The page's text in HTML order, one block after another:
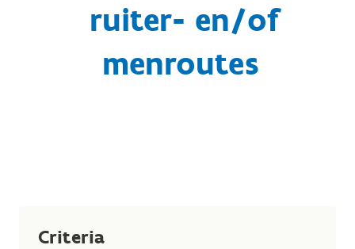
ruiter- en/of
menroutes
Criteria